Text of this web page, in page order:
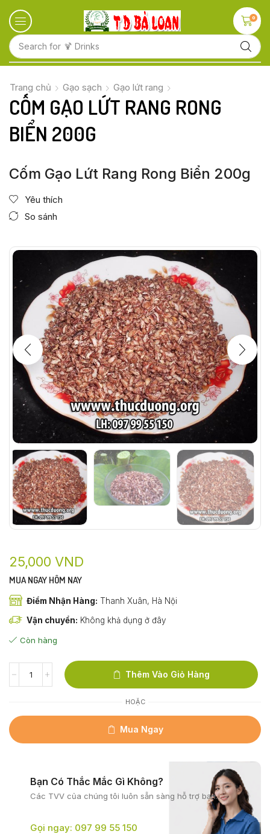
Search for
0
Trang chủ Gạo sạch Gạo lứt rang
CỐM GẠO LỨT RANG RONG
BIỂN 200G
Cốm Gạo Lứt Rang Rong Biển 200g
Yêu thích
So sánh
25,000 VND
MUA NGAY HÔM NAY
Điểm Nhận Hàng: Thanh Xuân, Hà Nội
Vận chuyển: Không khả dụng ở đây
Còn hàng
Thêm Vào Giỏ Hàng
HOẶC
Mua Ngay
Bạn Có Thắc Mắc Gì Không?
Các TVV của chúng tôi luôn sẵn sàng hỗ trợ bạn.
Gọi ngay: 097 99 55 150